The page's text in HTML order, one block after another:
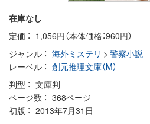
在庫なし
定価
1,056円（本体価格：960円）
ジャンル
海外ミステリ > 警察小説
レーベル
創元推理文庫（M）
判型
文庫判
ページ数
368ページ
初版
2013年7月31日